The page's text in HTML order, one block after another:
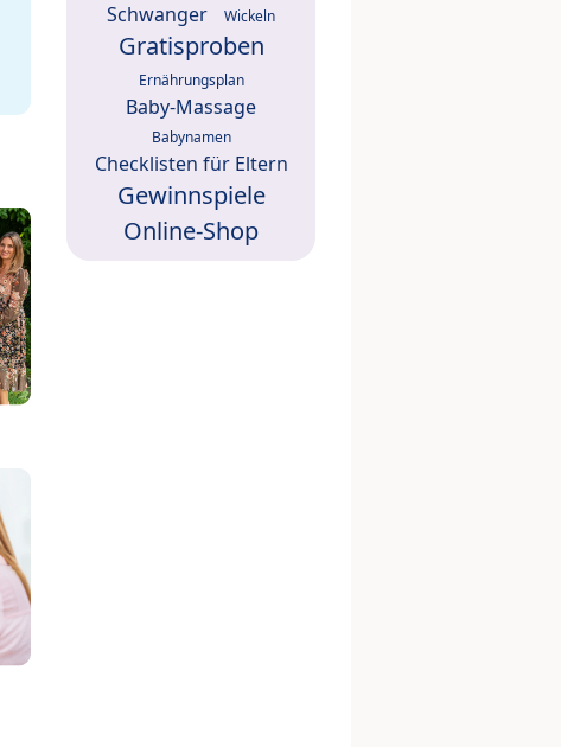
Schwanger Wickeln
Gratisproben
Ernährungsplan
Baby-Massage
Babynamen
Checklisten für Eltern
Gewinnspiele
Online-Shop